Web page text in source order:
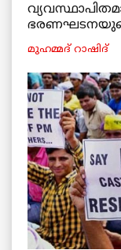
മുഹമ്മദ് റാഷിദ്‌